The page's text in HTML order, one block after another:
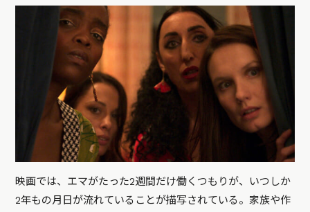
映画では、エマがたった2週間だけ働くつもりが、いつしか
2年もの月日が流れていることが描写されている。家族や作